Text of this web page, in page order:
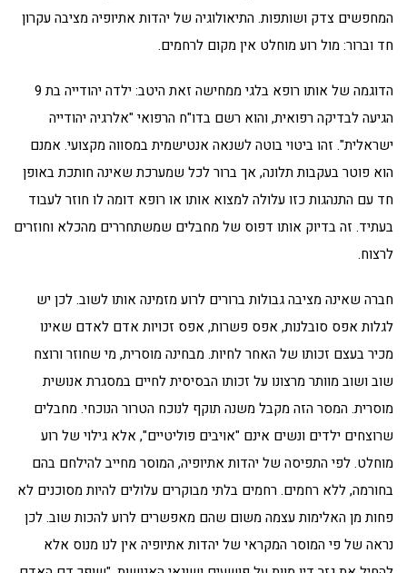
המחפשים צדק ושותפות. התיאולוגיה של יהדות אתיופיה מציבה עקרון
חד וברור: מול רוע מוחלט אין מקום לרחמים.
הדוגמה של אותו רופא בלגי ממחישה זאת היטב: ילדה יהודייה בת 9
הגיעה לבדיקה רפואית, והוא רשם בדו"ח הרפואי "אלרגיה יהודייה
ישראלית". זהו ביטוי בוטה לשנאה אנטישמית במסווה מקצועי. אמנם
הוא פוטר בעקבות תלונה, אך ברור לכל שמערכת שאינה חותכת באופן
חד עם התנהגות כזו עלולה למצוא אותו או רופא דומה לו חוזר לעבוד
בעתיד. זה בדיוק אותו דפוס של מחבלים שמשתחררים מהכלא וחוזרים
לרצוח.
חברה שאינה מציבה גבולות ברורים לרוע מזמינה אותו לשוב. לכן יש
לגלות אפס סובלנות, אפס פשרות, אפס זכויות אדם לאדם שאינו
מכיר בעצם זכותו של האחר לחיות. מבחינה מוסרית, מי שחוזר ורוצח
שוב ושוב מוותר מרצונו על זכותו הבסיסית לחיים במסגרת אנושית
מוסרית. המסר הזה מקבל משנה תוקף לנוכח הטרור הנוכחי. מחבלים
שרוצחים ילדים ונשים אינם "אויבים פוליטיים", אלא גילוי של רוע
מוחלט. לפי התפיסה של יהדות אתיופיה, המוסר מחייב להילחם בהם
בחורמה, ללא רחמים. רחמים בלתי מבוקרים עלולים להיות מסוכנים לא
פחות מן האלימות עצמה משום שהם מאפשרים לרוע להכות שוב. לכן
נראה של פי המוסר המקראי של יהדות אתיופיה אין לנו מנוס אלא